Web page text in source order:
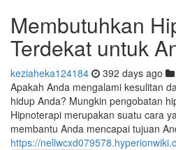
Membutuhkan
Terdekat untuk
keziaheka124184 392 days ago
Apakah Anda mengalami kesulitan
hidup Anda? Mungkin pengobatan
Hipnoterapi merupakan suatu cara
membantu Anda mencapai tujuan
https://